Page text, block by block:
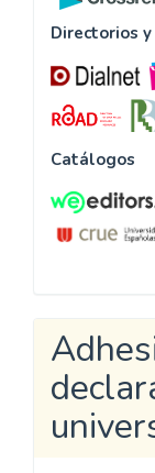
Directorios
Catálogos